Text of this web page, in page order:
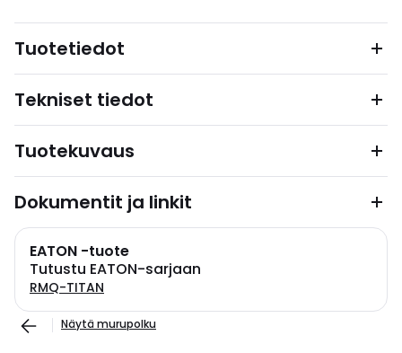
Tuotetiedot
Tekniset tiedot
Tuotekuvaus
Dokumentit ja linkit
EATON -tuote
Tutustu EATON-sarjaan
RMQ-TITAN
Näytä murupolku